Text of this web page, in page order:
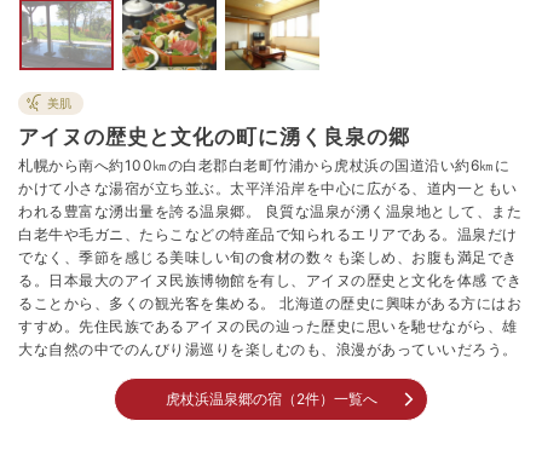
美肌
アイヌの歴史と文化の町に湧く良泉の郷
札幌から南へ約100㎞の白老郡白老町竹浦から虎杖浜の国道沿い約6㎞に
かけて小さな湯宿が立ち並ぶ。太平洋沿岸を中心に広がる、道内一ともい
われる豊富な湧出量を誇る温泉郷。 良質な温泉が湧く温泉地として、また
白老牛や毛ガニ、たらこなどの特産品で知られるエリアである。温泉だけ
でなく、季節を感じる美味しい旬の食材の数々も楽しめ、お腹も満足でき
る。日本最大のアイヌ民族博物館を有し、アイヌの歴史と文化を体感 でき
ることから、多くの観光客を集める。 北海道の歴史に興味がある方にはお
すすめ。先住民族であるアイヌの民の辿った歴史に思いを馳せながら、雄
大な自然の中でのんびり湯巡りを楽しむのも、浪漫があっていいだろう。
虎杖浜温泉郷の宿（2件）一覧へ